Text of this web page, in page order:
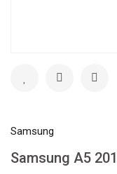
Samsung
Samsung A5